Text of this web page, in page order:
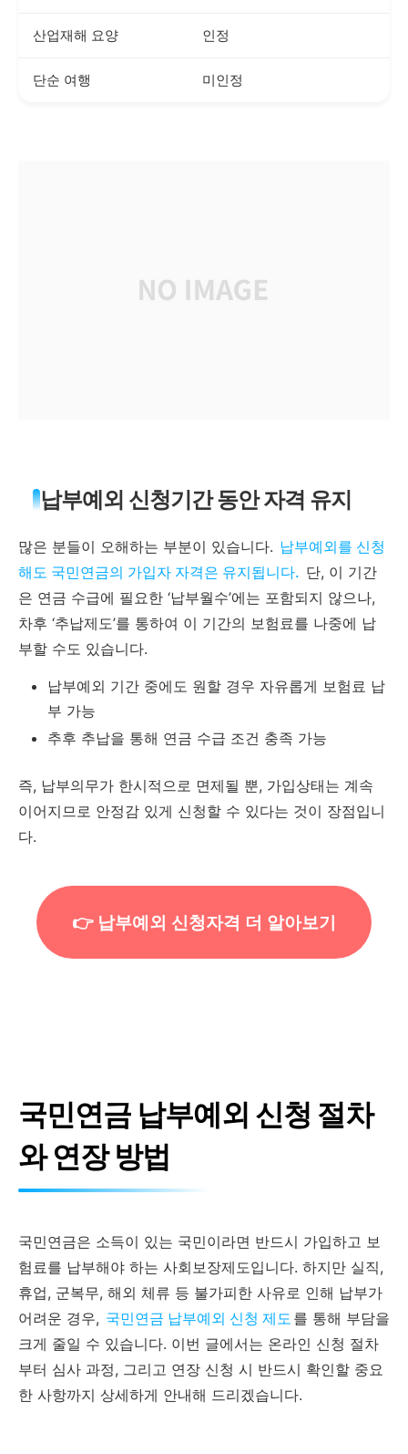
산업재해 요양 인정
단순 여행 미인정
납부예외 신청기간 동안 자격 유지
많은 분들이 오해하는 부분이 있습니다. 납부예외를 신청
해도 국민연금의 가입자 자격은 유지됩니다. 단, 이 기간
은 연금 수급에 필요한 ‘납부월수’에는 포함되지 않으나,
차후 ‘추납제도’를 통하여 이 기간의 보험료를 나중에 납
부할 수도 있습니다.
납부예외 기간 중에도 원할 경우 자유롭게 보험료 납
부 가능
추후 추납을 통해 연금 수급 조건 충족 가능
즉, 납부의무가 한시적으로 면제될 뿐, 가입상태는 계속
이어지므로 안정감 있게 신청할 수 있다는 것이 장점입니
다.
👉 납부예외 신청자격 더 알아보기
국민연금 납부예외 신청 절차
와 연장 방법
국민연금은 소득이 있는 국민이라면 반드시 가입하고 보
험료를 납부해야 하는 사회보장제도입니다. 하지만 실직,
휴업, 군복무, 해외 체류 등 불가피한 사유로 인해 납부가
어려운 경우, 국민연금 납부예외 신청 제도 를 통해 부담을
크게 줄일 수 있습니다. 이번 글에서는 온라인 신청 절차
부터 심사 과정, 그리고 연장 신청 시 반드시 확인할 중요
한 사항까지 상세하게 안내해 드리겠습니다.